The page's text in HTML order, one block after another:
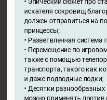
искателя сокровищ
должен отправиться на
принцессы;
• Разветвленная система
• Перемещение по
также с помощью
транспорта, такого как
и даже подводные лодки;
• Десятки
можно применять против